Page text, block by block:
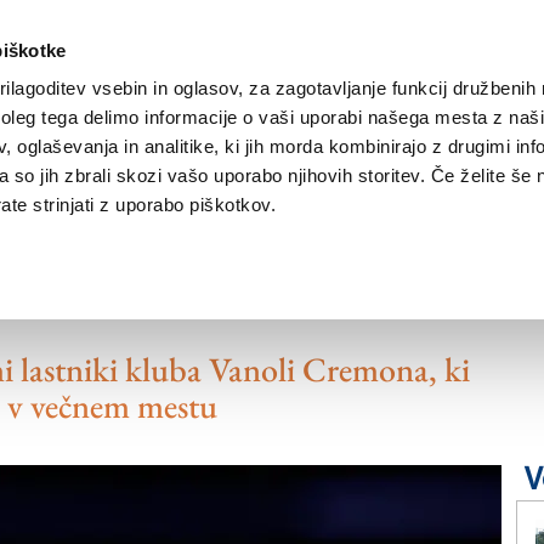
vsebin in oglasov, za zagotavljanje funkcij družbenih
tega delimo informacije o vaši uporabi našega mesta z
oglaševanja in analitike, ki jih morda kombinirajo z drugimi
so jih zbrali skozi vašo uporabo njihovih storitev. Če želite še
strinjati z uporabo piškotkov.
NOVICE TRŽAŠKA GORIŠKA KULTURA ŠPORT ŠE
lastniki kluba Vanoli Cremona, ki
večnem mestu